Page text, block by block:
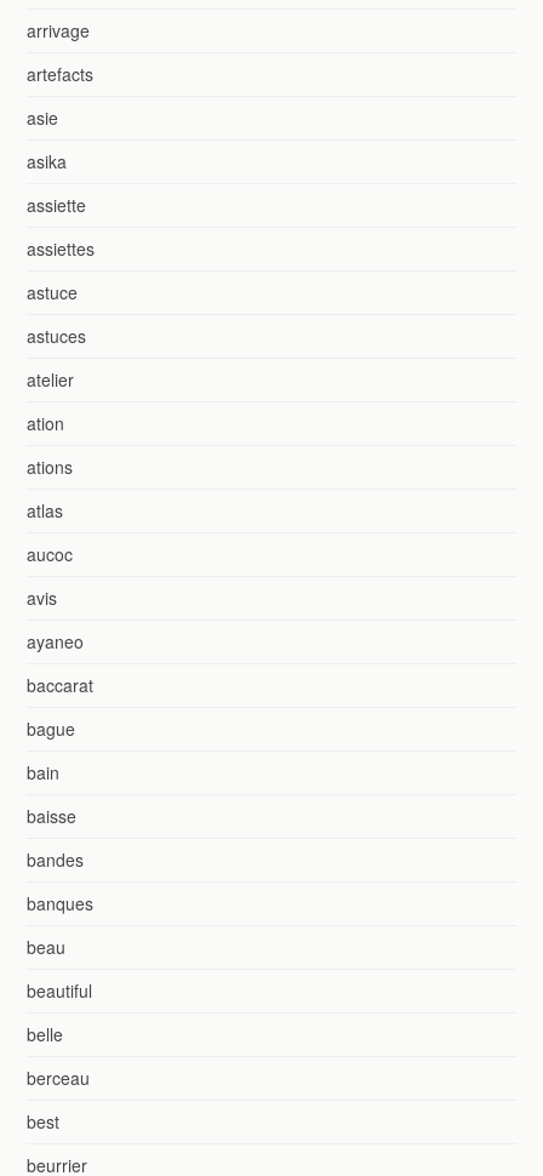
arrivage
artefacts
asie
asika
assiette
assiettes
astuce
astuces
atelier
ation
ations
atlas
aucoc
avis
ayaneo
baccarat
bague
bain
baisse
bandes
banques
beau
beautiful
belle
berceau
best
beurrier